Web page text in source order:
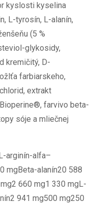
kyslosti kyselina
L-tyrosín, L-alanín,
(5 %
glykosidy,
kremičitý, D-
farbiarskeho,
extrakt
farvivo beta-
sóje a mliečnej
arginín-alfa–
mgBeta-alanín20 588
660 mg1 330 mgL-
941 mg500 mg250